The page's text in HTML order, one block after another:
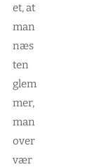
et, at
man
næs
ten
glem
mer,
man
over
vær